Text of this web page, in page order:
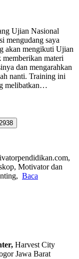
Ujian Nasional
mengudang saya
akan mengikuti Ujian
materi
dan mengarahkan
nanti. Training ini
melibatkan…
Motivator dan
Baca
Harvest City
Jawa Barat